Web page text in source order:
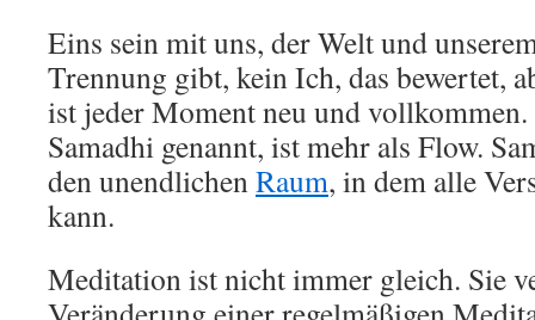
Eins sein mit uns, der Welt und
Trennung gibt, kein Ich, das bewertet,
ist jeder Moment neu und
Samadhi genannt, ist mehr als Flow.
den unendlichenRaum, in dem alle
kann.
Meditation ist nicht immer gleich. Sie